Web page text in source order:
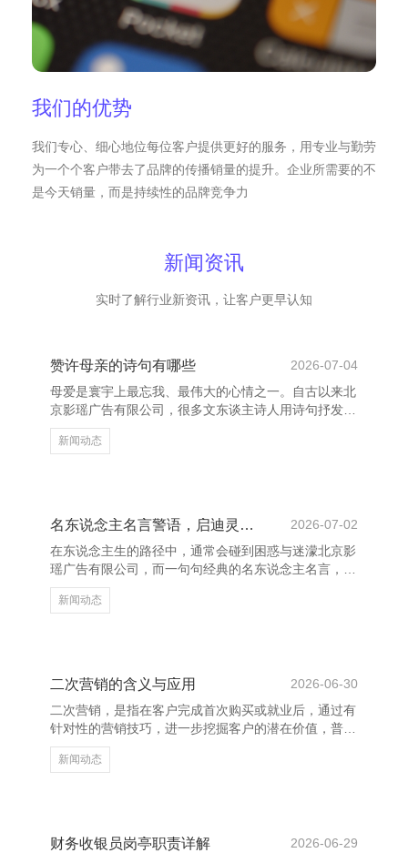
我们的优势
我们专心、细心地位每位客户提供更好的服务，用专业与勤劳
为一个个客户带去了品牌的传播销量的提升。企业所需要的不
是今天销量，而是持续性的品牌竞争力
新闻资讯
实时了解行业新资讯，让客户更早认知
赞许母亲的诗句有哪些
2026-07-04
母爱是寰宇上最忘我、最伟大的心情之一。自古以来北
京影瑶广告有限公司，很多文东谈主诗人用诗句抒发对
母亲的感恩与敬仰。这些诗句不仅抒发了子女对母亲的
拳拳好意思意，也传递了中华传统文化中孝谈与亲情的
物的情状，体现了母爱的浅近与和善。又如“临行密密
缝，意恐迟迟归”，抒发了母亲对联女的系念与不舍。
在古诗中，母亲常被比作春风、阳光，赐与孩子无限的
关注与呵
新闻动态
名东说念主名言警语，启迪灵敏东说念主生
2026-07-02
在东说念主生的路径中，通常会碰到困惑与迷濛北京影
瑶广告有限公司，而一句句经典的名东说念主名言，通
常能如灯塔般领导标的，启迪灵敏。这些跨越时空的警
语，凝华了先贤们对活命的潜入交融，也为咱们提供了
积极杰出的心态，才能在困境中崛起。一样，爱迪生曾
说：“天才是百分之一的灵感加上百分之九十九的汗
水。”这指示咱们，收效并非天生，而是源于不懈的辛
劳和坚捏。 此外，老子
新闻动态
二次营销的含义与应用
2026-06-30
二次营销，是指在客户完成首次购买或就业后，通过有
针对性的营销技巧，进一步挖掘客户的潜在价值，普及
客户诚意度和复购率的营销战略。它不同于初度营销，
更精通对已有客户的深度开荒与爱戴。 在现时竞争热
的购买俗例、偏好和需求，从而制定个性化的营销有打
算，如推选有关产物、提供专属优惠或会员福利等。
新闻动态
财务收银员岗亭职责详解
2026-06-29